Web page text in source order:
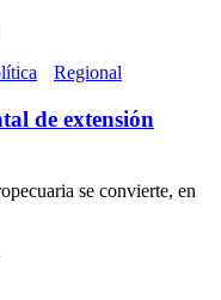
Regional
de extensión
se convierte, en